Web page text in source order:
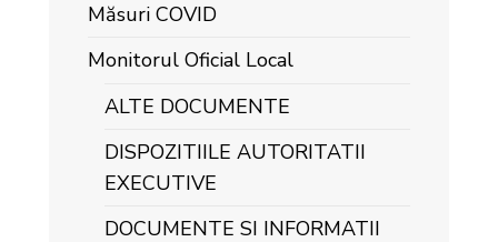
Măsuri COVID
Monitorul Oficial Local
ALTE DOCUMENTE
DISPOZITIILE AUTORITATII
EXECUTIVE
DOCUMENTE SI INFORMATII